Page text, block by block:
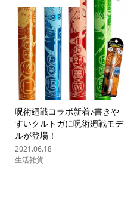
呪術廻戦コラボ新着♪書きや
すいクルトガに呪術廻戦モデ
ルが登場！
2021.06.18
生活雑貨